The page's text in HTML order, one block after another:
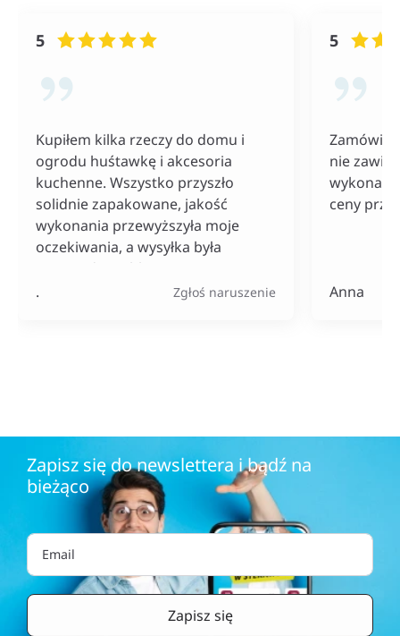
5
Kupiłem kilka rzeczy do domu i
ogrodu huśtawkę i akcesoria
kuchenne. Wszystko przyszło
solidnie zapakowane, jakość
wykonania przewyższyła moje
oczekiwania, a wysyłka była
naprawdę szybka. Do tego ceny
bardzo konkurencyjne, szczególnie
. Zgłoś naruszenie
5
nie
ceny
Anna
Zapisz się do newslettera i bądź na
bieżąco